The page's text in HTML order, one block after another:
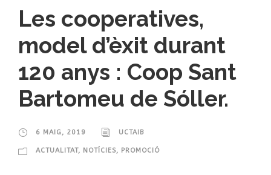
Les cooperatives,
model d’èxit durant
120 anys : Coop Sant
Bartomeu de Sóller.
6 MAIG, 2019 UCTAIB
ACTUALITAT, NOTÍCIES, PROMOCIÓ